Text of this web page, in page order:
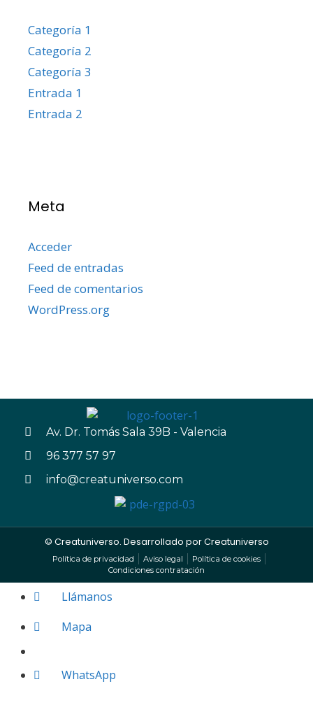
Categoría 1
Categoría 2
Categoría 3
Entrada 1
Entrada 2
Meta
Acceder
Feed de entradas
Feed de comentarios
WordPress.org
Av. Dr. Tomás Sala 39B - Valencia
96 377 57 97
info@creatuniverso.com
© Creatuniverso. Desarrollado porCreatuniverso
Política de privacidad Aviso legal
Política de cookies
Condiciones contratación
Llámanos
Mapa
WhatsApp